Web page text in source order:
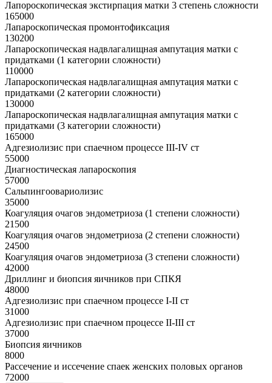
Лапороскопическая экстирпация матки 3 степень сложности
165000
Лапароскопическая промонтофиксация
130200
Лапароскопическая надвлагалищная ампутация матки с
придатками (1 категории сложности)
110000
Лапароскопическая надвлагалищная ампутация матки с
придатками (2 категории сложности)
130000
Лапароскопическая надвлагалищная ампутация матки с
придатками (3 категории сложности)
165000
Адгезиолизис при спаечном процессе III-IV ст
55000
Диагностическая лапароскопия
57000
Сальпингоовариолизис
35000
Коагуляция очагов эндометриоза (1 степени сложности)
21500
Коагуляция очагов эндометриоза (2 степени сложности)
24500
Коагуляция очагов эндометриоза (3 степени сложности)
42000
Дриллинг и биопсия яичников при СПКЯ
48000
Адгезиолизис при спаечном процессе I-II ст
31000
Адгезиолизис при спаечном процессе II-III ст
37000
Биопсия яичников
8000
Рассечение и иссечение спаек женских половых органов
72000